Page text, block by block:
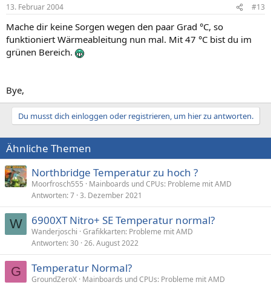
13. Februar 2004 #13
Mache dir keine Sorgen wegen den paar Grad °C, so
funktioniert Wärmeableitung nun mal. Mit 47 °C bist du im
grünen Bereich.
Bye,
Du musst dich einloggen oder registrieren, um hier zu antworten.
Ähnliche Themen
Northbridge Temperatur zu hoch ?
Moorfrosch555
Mainboards und CPUs: Probleme mit AMD
Antworten 7 3. Dezember 2021
W 6900XT Nitro+ SE Temperatur normal?
Wanderjoschi Grafikkarten: Probleme mit AMD
Antworten 30 26. August 2022
G Temperatur Normal?
GroundZeroX Mainboards und CPUs: Probleme mit AMD